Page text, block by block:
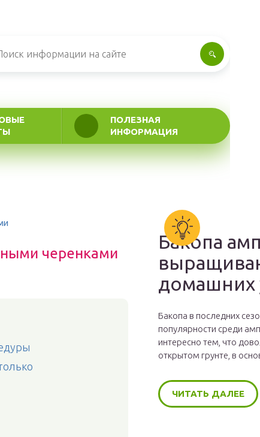
ПОЛЕЗНАЯ
ИНФОРМАЦИЯ
черенками
Бакопа
домашних
Бакопа в последних
популярности среди
интересно тем, что
открытом грунте, в
ЧИТАТЬ ДАЛЕЕ